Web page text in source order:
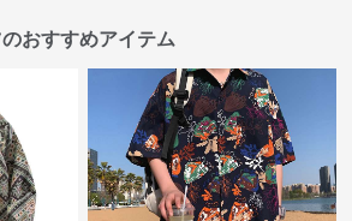
おすすめアイテム